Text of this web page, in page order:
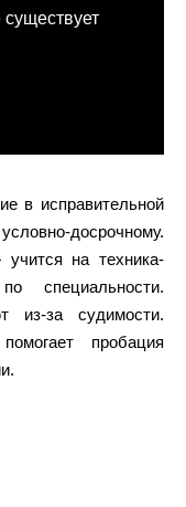
в исправительной
досрочному.
на техника-
специальности.
из-за судимости.
пробация